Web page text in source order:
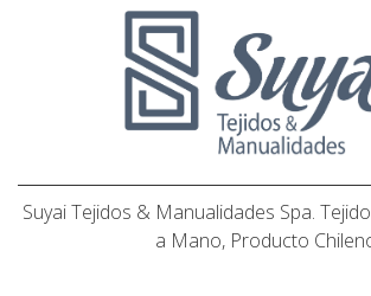
Suyai Tejidos & Manualidades Spa.
a Mano, Producto